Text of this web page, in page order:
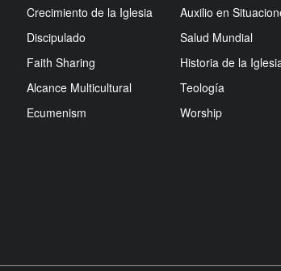
Crecimiento de la Iglesia
Discipulado
Faith Sharing
Alcance Multicultural
Ecumenism
Auxilio en
Salud Mundial
Historia de la
Teología
Worship